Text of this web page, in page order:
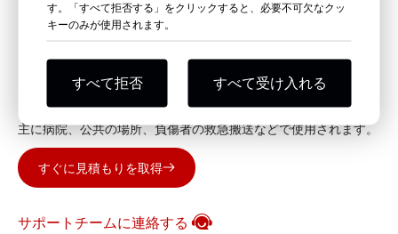
ステンレス製スクープストレッチャー
主に病院、公共の場所、負傷者の救急搬送などで使用されます。
すぐに見積もりを取得
サポートチームに連絡する
す。「すべて拒否する」をクリックすると、必要不可欠なクッ
キーのみが使用されます。
すべて拒否 すべて受け入れる